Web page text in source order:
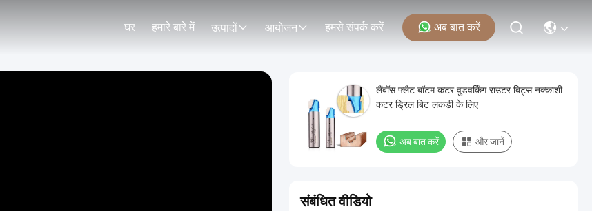
घर हमारे बारे में उत्पादों आयोजन हमसे संपर्क करें अब बात करें
लैंबॉस फ्लैट बॉटम कटर वुडवर्किंग राउटर बिट्स नक्काशी
कटर ड्रिल बिट लकड़ी के लिए
अब बात करें और जानें
संबंधित वीडियो